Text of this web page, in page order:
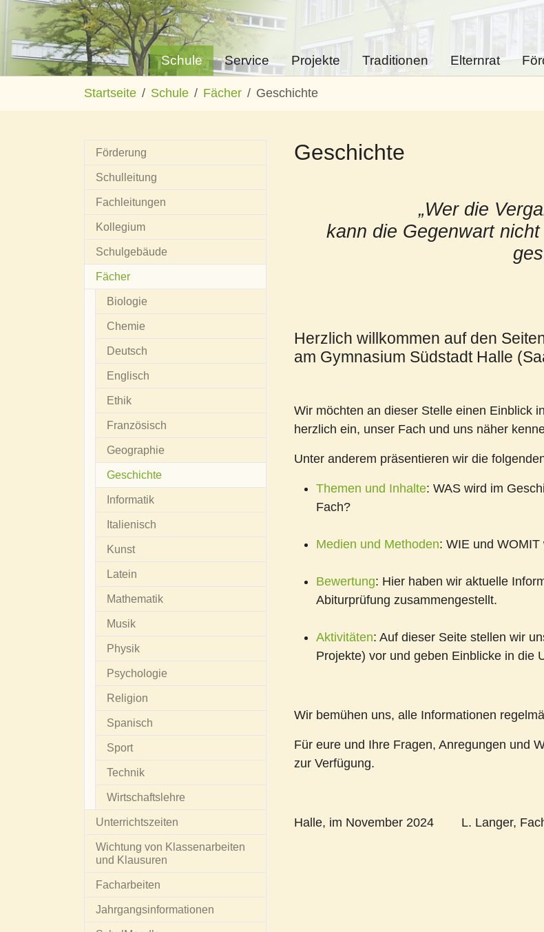
Schule Service Projekte Traditionen Elternrat
Startseite Schule Fächer Geschichte
Förderung
Schulleitung
Fachleitungen
Kollegium
Schulgebäude
Fächer
Biologie
Chemie
Deutsch
Englisch
Ethik
Französisch
Geographie
Geschichte(current)
Informatik
Italienisch
Kunst
Latein
Mathematik
Musik
Physik
Psychologie
Religion
Spanisch
Sport
Technik
Wirtschaftslehre
Unterrichtszeiten
Wichtung von Klassenarbeiten
und Klausuren
Facharbeiten
Jahrgangsinformationen
Geschichte
„Wer die
kann die Gegenwart
Herzlich willkommen auf den
am Gymnasium Südstadt Halle
Wir möchten an dieser Stelle einen Einblick
herzlich ein, unser Fach und uns näher
Unter anderem präsentieren wir die
Themen und Inhalte: WAS wird im
Fach?
Medien und Methoden: WIE und
Bewertung: Hier haben wir aktuelle
Abiturprüfung zusammengestellt.
Aktivitäten: Auf dieser Seite stellen wir
Projekte) vor und geben Einblicke in die
Wir bemühen uns, alle Informationen
Für eure und Ihre Fragen, Anregungen und
zur Verfügung.
Halle, im November 2024 L. Langer,